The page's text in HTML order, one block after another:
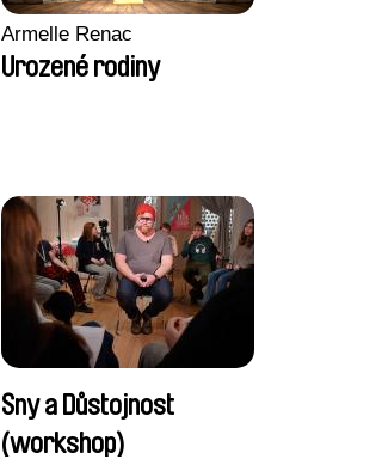
Armelle Renac
Urozené rodiny
Sny a Důstojnost
(workshop)